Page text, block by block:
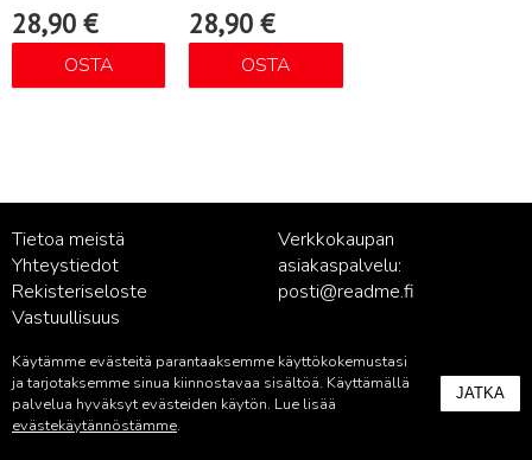
28,90 €
OSTA
28,90€
OSTA
Tietoa meistä
Yhteystiedot
Rekisteriseloste
Vastuullisuus
Verkkokaupan
asiakaspalvelu:
posti@readme.fi
Kustantamon asiakaspalvelu:
palvelu@readme.fi
Käytämme evästeitä parantaaksemme käyttökokemustasi
ja tarjotaksemme sinua kiinnostavaa sisältöä. Käyttämällä
palvelua hyväksyt evästeiden käytön. Lue lisää
evästekäytännöstämme.
JATKA